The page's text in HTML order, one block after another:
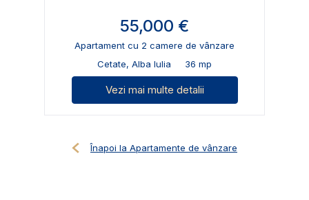
55,000 €
Apartament cu 2 camere de vânzare
Cetate, Alba Iulia
36 mp
Vezi mai multe detalii
Înapoi la Apartamente de vânzare